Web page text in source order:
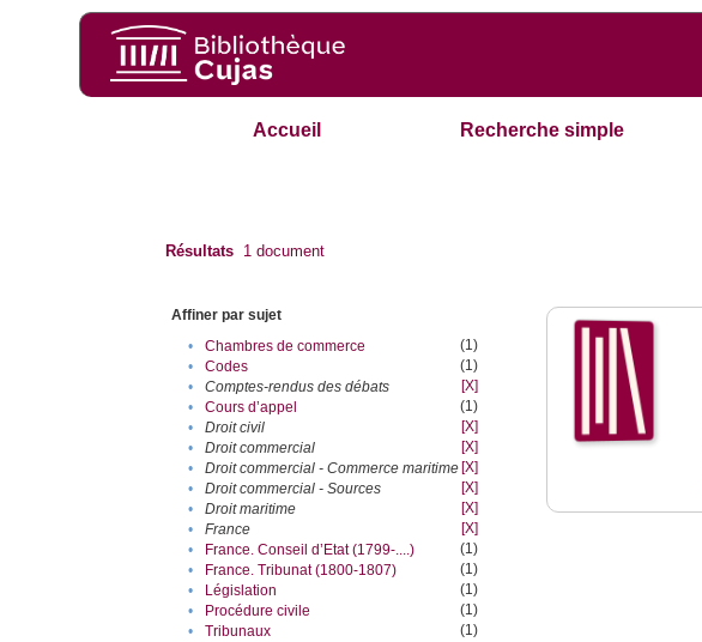
Accueil Recherche simple
Résultats 1 document
Affiner par sujet
•
Chambres de commerce
(1)
•
Codes
(1)
•
Comptes-rendus des débats
[X]
•
Cours d’appel
(1)
•
Droit civil
[X]
•
Droit commercial
[X]
•
Droit commercial - Commerce maritime [X]
•
Droit commercial - Sources
[X]
•
Droit maritime
[X]
•
France
[X]
•
France. Conseil d’Etat (1799-....)
(1)
•
France. Tribunat (1800-1807)
(1)
•
Législation
(1)
•
Procédure civile
(1)
•
Tribunaux
(1)